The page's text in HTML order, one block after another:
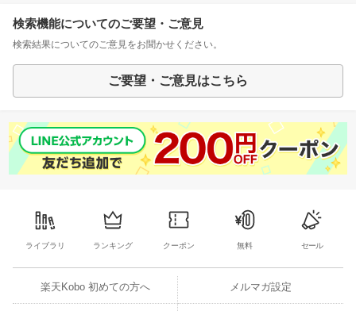
検索機能についてのご要望・ご意見
検索結果についてのご意見をお聞かせください。
ご要望・ご意見はこちら
ライブラリ ランキング クーポン 無料 セール
楽天Kobo 初めての方へ メルマガ設定